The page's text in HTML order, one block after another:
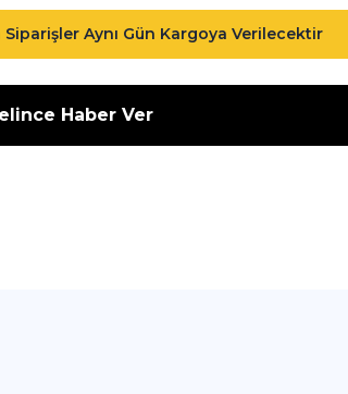
Siparişler Aynı Gün Kargoya Verilecektir
Haber Ver